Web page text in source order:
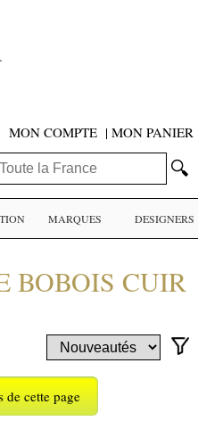
MON COMPTE | MON PANIER
🔍
MARQUES DESIGNERS
BOBOIS CUIR
de cette page